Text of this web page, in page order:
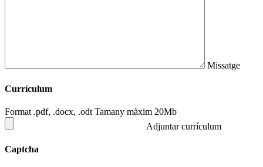
Missatge
Currículum
Format .pdf, .docx, .odt Tamany màxim 20Mb
Adjuntar currículum
Captcha